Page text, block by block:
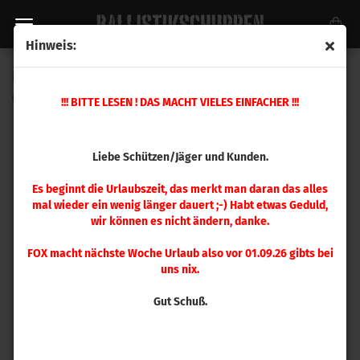
Hinweis:
!!! BITTE LESEN ! DAS MACHT VIELES EINFACHER !!!
Liebe Schützen/Jäger und Kunden.
Es beginnt die Urlaubszeit, das merkt man daran das alles
mal wieder ein wenig länger dauert ;-) Habt etwas Geduld,
wir können es nicht ändern, danke.
FOX macht nächste Woche Urlaub also vor 01.09.26 gibts bei
uns nix.
Gut Schuß.
45052)